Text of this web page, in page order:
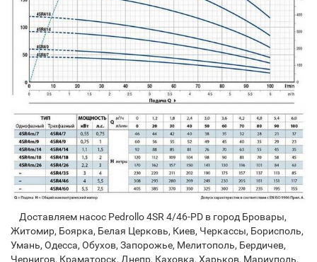
Доставляем насос Pedrollo 4SR 4/46-PD в город Бровары,
Житомир, Боярка, Белая Церковь, Киев, Черкассы, Борисполь,
Умань, Одесса, Обухов, Запорожье, Мелитополь, Бердичев,
Чернигов, Краматорск, Днепр, Каховка, Харьков, Мариуполь,